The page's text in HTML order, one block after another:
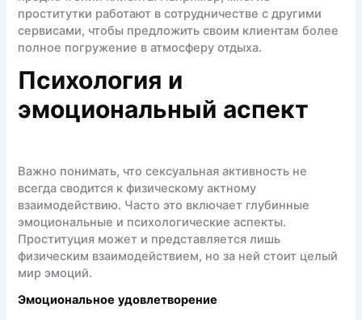
проститутки работают в сотрудничестве с другими
сервисами, чтобы предложить своим клиентам более
полное погружение в атмосферу отдыха.
Психология и
эмоциональный аспект
Важно понимать, что сексуальная активность не
всегда сводится к физическому актному
взаимодействию. Часто это включает глубинные
эмоциональные и психологические аспекты.
Проституция может и представляется лишь
физическим взаимодействием, но за ней стоит целый
мир эмоций.
Эмоциональное удовлетворение